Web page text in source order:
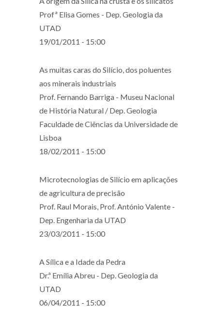
Profª Elisa Gomes - Dep. Geologia da
UTAD
19/01/2011 - 15:00
As muitas caras do Silício, dos poluentes
aos minerais industriais
Prof. Fernando Barriga - Museu Nacional
de História Natural / Dep. Geologia
Faculdade de Ciências da Universidade de
Lisboa
18/02/2011 - 15:00
Microtecnologias de Silício em aplicações
de agricultura de precisão
Prof. Raul Morais, Prof. António Valente -
Dep. Engenharia da UTAD
23/03/2011 - 15:00
A Sílica e a Idade da Pedra
Dr.ª Emília Abreu - Dep. Geologia da
UTAD
06/04/2011 - 15:00